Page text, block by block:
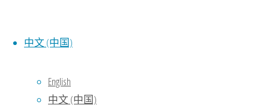
中文 (中国)
English
中文 (中国)